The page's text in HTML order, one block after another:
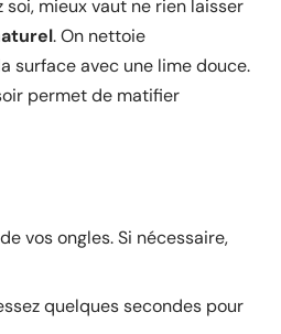
soi, mieux vaut ne rien laisser
. On nettoie
surface avec une lime douce.
permet de matifier
vos ongles. Si nécessaire,
quelques secondes pour